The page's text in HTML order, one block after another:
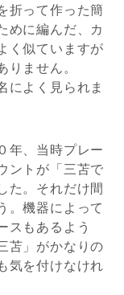
折って作った簡
めに編んだ、カ
く似ていますが
ません。
によく見られま
年、当時プレー
ントが「三苫で
た。それだけ間
。機器によって
スもあるよう
苫」がかなりの
気を付けなけれ